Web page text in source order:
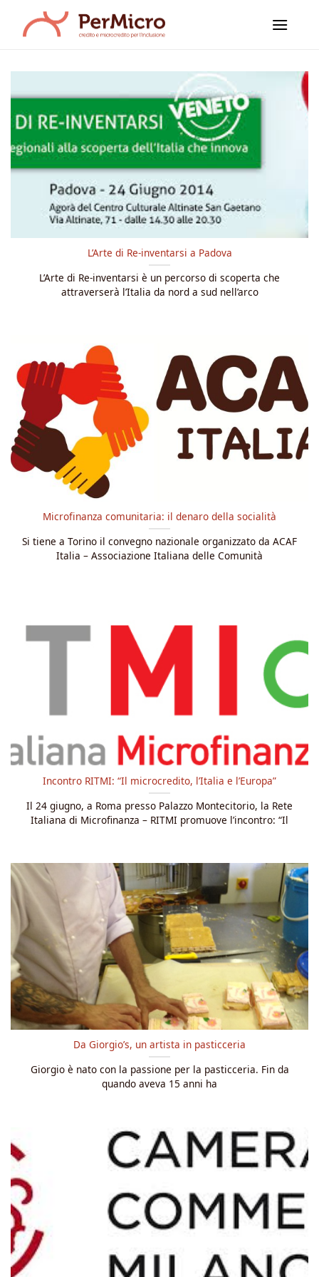
contenuti
L’Arte di Re-inventarsi a Padova
L’Arte di Re-inventarsi è un percorso di scoperta che
attraverserà l’Italia da nord a sud nell’arco
Microfinanza comunitaria: il denaro della socialità
Si tiene a Torino il convegno nazionale organizzato da ACAF
Italia – Associazione Italiana delle Comunità
Incontro RITMI: “Il microcredito, l’Italia e l’Europa”
Il 24 giugno, a Roma presso Palazzo Montecitorio, la Rete
Italiana di Microfinanza – RITMI promuove l’incontro: “Il
Da Giorgio’s, un artista in pasticceria
Giorgio è nato con la passione per la pasticceria. Fin da
quando aveva 15 anni ha